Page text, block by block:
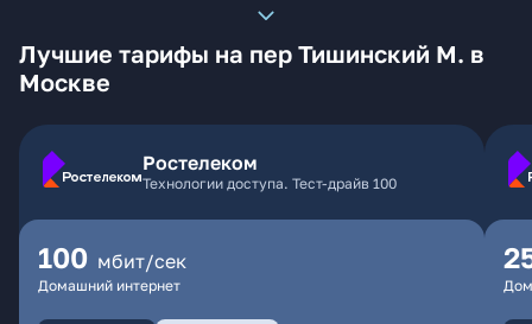
Лучшие тарифы на пер Тишинский М. в
Москве
Ростелеком
Технологии доступа. Тест-драйв 100
100 мбит/сек
Домашний интернет